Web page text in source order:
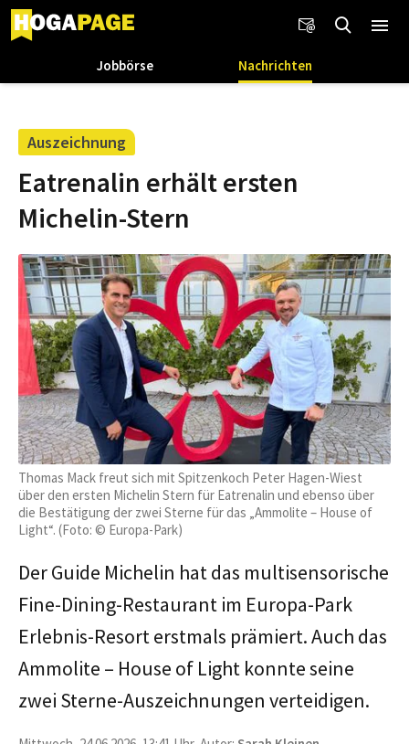
Jobbörse Nachrichten
Auszeichnung
Eatrenalin erhält ersten
Michelin-Stern
Thomas Mack freut sich mit Spitzenkoch Peter Hagen-Wiest
über den ersten Michelin Stern für Eatrenalin und ebenso über
die Bestätigung der zwei Sterne für das „Ammolite – House of
Light“. (Foto: © Europa-Park)
Der Guide Michelin hat das multisensorische
Fine-Dining-Restaurant im Europa-Park
Erlebnis-Resort erstmals prämiert. Auch das
Ammolite – House of Light konnte seine
zwei Sterne-Auszeichnungen verteidigen.